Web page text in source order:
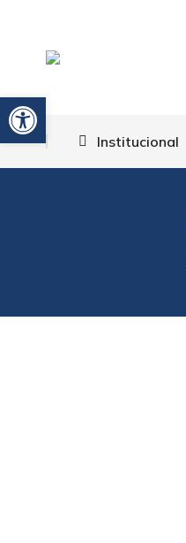
Institucional
Barra de Ferramentas Aberta